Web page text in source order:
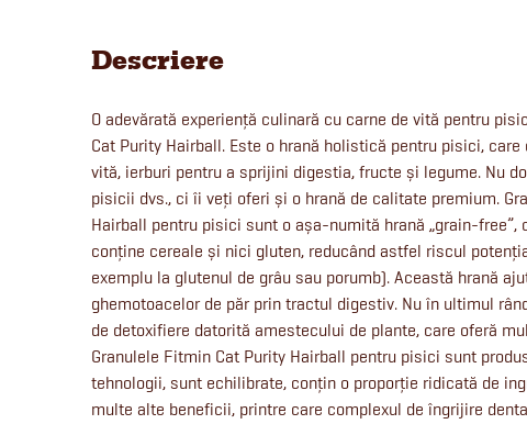
Descriere
O adevărată experiență culinară cu carne de vită pentru
Cat Purity Hairball. Este o hrană holistică pentru pisici,
vită, ierburi pentru a sprijini digestia, fructe și legume. Nu
pisicii dvs., ci îi veți oferi și o hrană de calitate premium.
Hairball pentru pisici sunt o așa-numită hrană „grain-free”,
conține cereale și nici gluten, reducând astfel riscul
exemplu la glutenul de grâu sau porumb). Această hrană
ghemotoacelor de păr prin tractul digestiv. Nu în ultimul
de detoxifiere datorită amestecului de plante, care oferă
Granulele Fitmin Cat Purity Hairball pentru pisici sunt
tehnologii, sunt echilibrate, conțin o proporție ridicată de
multe alte beneficii, printre care complexul de îngrijire